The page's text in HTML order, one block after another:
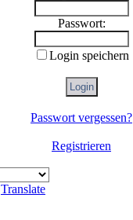
Passwort:
Login speichern
Passwort vergessen?
Registrieren
Translate